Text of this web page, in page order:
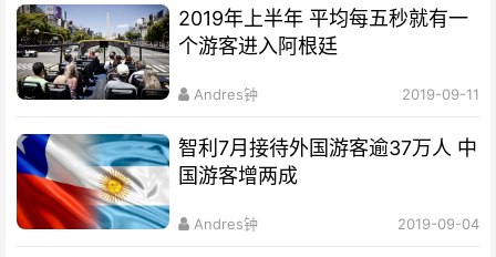
2019年上半年 平均每五秒就有一
个游客进入阿根廷
Andres钟 2019-09-11
智利7月接待外国游客逾37万人 中
国游客增两成
Andres钟 2019-09-04